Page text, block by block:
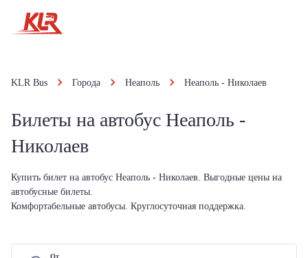
KLR Bus Города Неаполь Неаполь - Николаев
Билеты на автобус Неаполь -
Николаев
Купить билет на автобус Неаполь - Николаев. Выгодные цены на
автобусные билеты.
Комфортабельные автобусы. Круглосуточная поддержка.